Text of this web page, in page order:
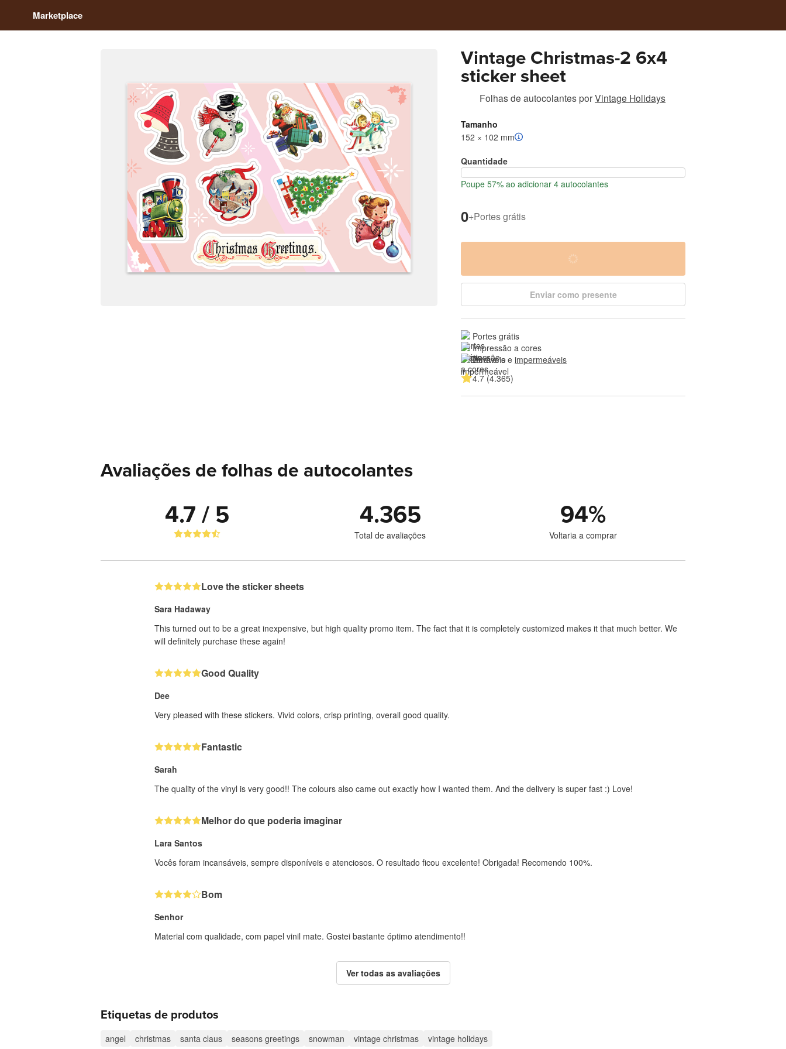
Marketplace
Vintage Christmas-2 6x4
sticker sheet
Folhas de autocolantesporVintage Holidays
Tamanho
152 × 102 mm
Quantidade
Poupe 57% ao adicionar 4 autocolantes
0+Portes grátis
Enviar como presente
Portes grátis
Impressão a cores
Duráveis e impermeáveis
4.7 (4.365)
Avaliações de folhas de autocolantes
4.7 / 5 4.365
Total de avaliações
94%
Voltaria a comprar
Love the sticker sheets
Sara Hadaway
This turned out to be a great inexpensive, but high quality promo item. The fact that it is completely customized makes it that much better. We
will definitely purchase these again!
Good Quality
Dee
Very pleased with these stickers. Vivid colors, crisp printing, overall good quality.
Fantastic
Sarah
The quality of the vinyl is very good!! The colours also came out exactly how I wanted them. And the delivery is super fast :) Love!
Melhor do que poderia imaginar
Lara Santos
Vocês foram incansáveis, sempre disponíveis e atenciosos. O resultado ficou excelente! Obrigada! Recomendo 100%.
Bom
Senhor
Material com qualidade, com papel vinil mate. Gostei bastante óptimo atendimento!!
Ver todas as avaliações
Etiquetas de produtos
angel christmas santa claus seasons greetings snowman vintage christmas vintage holidays